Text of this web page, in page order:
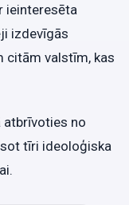
ieinteresēta
izdevīgās
citām valstīm, kas
atbrīvoties no
tīri ideoloģiska